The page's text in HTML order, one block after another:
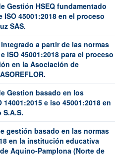
Gestión HSEQ fundamentado
ISO 45001:2018 en el proceso
SAS.
a partir de las normas
ISO 45001:2018 para el proceso
en la Asociación de
Gestion basado en los
e iso 45001:2018 en
gestión basado en las normas
en la institución educativa
Aquino-Pamplona (Norte de